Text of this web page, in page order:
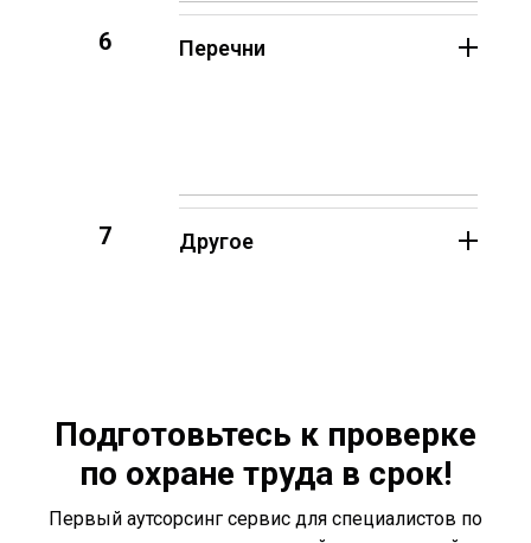
6 Перечни
7 Другое
Подготовьтесь к проверке
по охране труда в срок!
Первый аутсорсинг сервис для специалистов по